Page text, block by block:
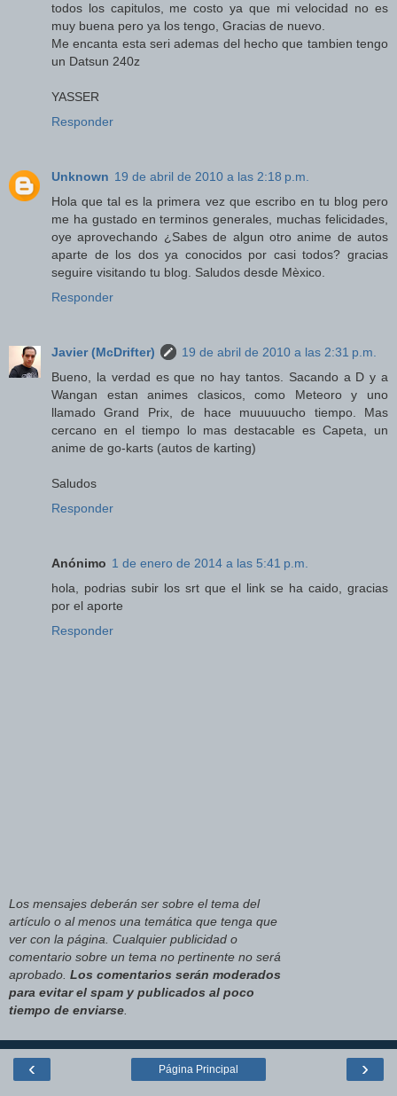
todos los capitulos, me costo ya que mi velocidad no es
muy buena pero ya los tengo, Gracias de nuevo.
Me encanta esta seri ademas del hecho que tambien tengo
un Datsun 240z
YASSER
Responder
Unknown 19 de abril de 2010 a las 2:18 p.m.
Hola que tal es la primera vez que escribo en tu blog pero
me ha gustado en terminos generales, muchas felicidades,
oye aprovechando ¿Sabes de algun otro anime de autos
aparte de los dos ya conocidos por casi todos? gracias
seguire visitando tu blog. Saludos desde Mèxico.
Responder
Javier (McDrifter)
19 de abril de 2010 a las 2:31 p.m.
Bueno, la verdad es que no hay tantos. Sacando a D y a
Wangan estan animes clasicos, como Meteoro y uno
llamado Grand Prix, de hace muuuuucho tiempo. Mas
cercano en el tiempo lo mas destacable es Capeta, un
anime de go-karts (autos de karting)
Saludos
Responder
Anónimo 1 de enero de 2014 a las 5:41 p.m.
hola, podrias subir los srt que el link se ha caido, gracias
por el aporte
Responder
Los mensajes deberán ser sobre el tema del
artículo o al menos una temática que tenga que
ver con la página. Cualquier publicidad o
comentario sobre un tema no pertinente no será
aprobado. Los comentarios serán moderados
para evitar el spam y publicados al poco
tiempo de enviarse
‹ ›
Página Principal